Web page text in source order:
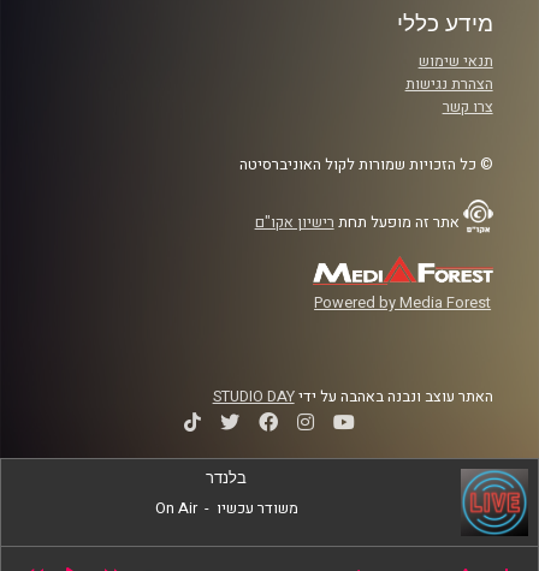
מידע כללי
תנאי שימוש
הצהרת נגישות
צרו קשר
© כל הזכויות שמורות לקול האוניברסיטה
אתר זה מופעל תחת רישיון אקו"ם
Powered by Media Forest
האתר עוצב ונבנה באהבה על ידיSTUDIO DAY
בלנדר
משודר עכשיו -
On Air